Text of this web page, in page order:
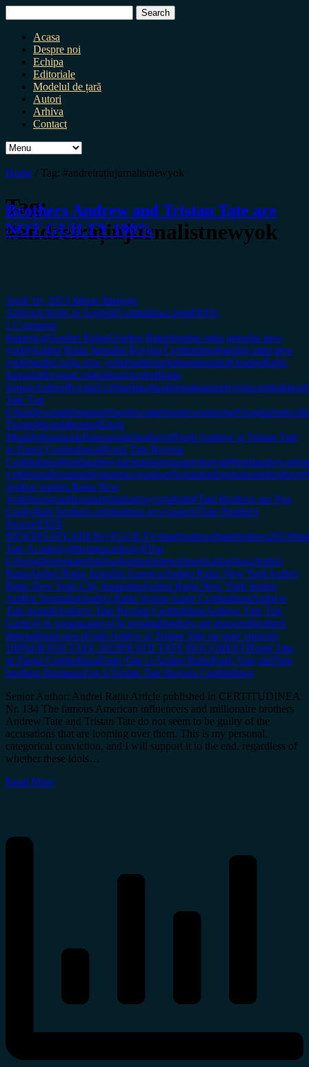
for:
Acasa
Despre noi
Echipa
Editoriale
Modelul de țară
Autori
Arhiva
Contact
Home / Tag: #andreirațiujurnalistnewyok
Tag:
#andreirațiujurnalistnewyok
Brothers Andrew and Tristan Tate are
NOT GUILTY 100%
April 10, 2023 Miron Manega
ArhivaArticles in EnglishCertitudinea printINFO
1 Comment
#america#Andrei Rațiu#Andrei Ratiu#andrei ratiu jurnalist new
york#Andrei Ratiu Jurnalist Revista Certitudinea#andrei ratiu new
york#andrei rațiu new york#andreirațiu#andreiratiu#AndreiRațiu
JurnalistRevistaCertitudina#AndreiRatiu
SeniorAuthorRevistaCertitudinea#andreiratiuautorrevistacertitudinea
Tate Top
G#andrewandtristantate#andrewtate#andrewtatetopg#Anglia
Trump#donaldtrump#Elton
Musk#eltonmusk#famoustatebrothers#Frații Andrew şi Tristan Tate
in Ziarul Certitudinea#Fratii Tate Revista
Certitudinea#fratiiandrewsitristantatenusuntvinovati
york#onu#romania#romaniacoruption#romaniadeepstatetatebrothers
Author Andrei Ratiu New
York#seniorauthorandreiratiunewyork#tate#Tate Brothers are Not
Guilty#tate brothers certitudinea newspaper#Tate Brothers
News#TATE
NEWS#TATEARENOTGUILTY#tatebrothers#tatebrothers2023
Tate Academy#thetateacademy#Top
G#topg#tristantate#uk#un#unitedstatesofamerica#us#usaAndrei
RatiuAndrei Ratiu Jurnalist AmericaAndrei Ratiu New YorkAndrei
Ratiu New York City JournalistAndrei Rațiu New York Senior
Author JournalistAndrei Ratiu Senior Autor CertitudineaAndrew
Tate noutatiAndrew Tate Revista CertitudineaAndrew Tate Top
Garticol in romanaarticol în românăbrothers are innocentbrothers
international newsFratii Andew si Tristan Tate nu sunt vinovati
100%FRATII TATE 2023FRATII TATE BUCURESTIFrații Tate
in Ziarul CertitudineaFratii Tate si Andrei RatiuFrații Tate stiriTate
brothers RomaniaTop GTristan Tate Revista Certitudinea
Senior Author: Andrei Rațiu Article published in CERTITUDINEA
Nr. 134 The famous American influencers and millionaire brothers
Andrew Tate and Tristan Tate do not seem to be guilty of the
accusations that are looming over them. This is my personal,
categorical conviction, and I will support it to the end, regardless of
whether these idols…
Read More